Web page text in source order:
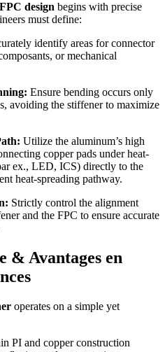
design begins with precise
must define:
identify areas for connector
or mechanical
: Ensure bending occurs only
, avoiding the stiffener to maximize
: Utilize the aluminum’s high
copper pads under heat-
ex., LED, ICS) directly to the
heat-spreading pathway.
: Strictly control the alignment
and the FPC to ensure accurate
& Avantages en
operates on a simple yet
PI and copper construction